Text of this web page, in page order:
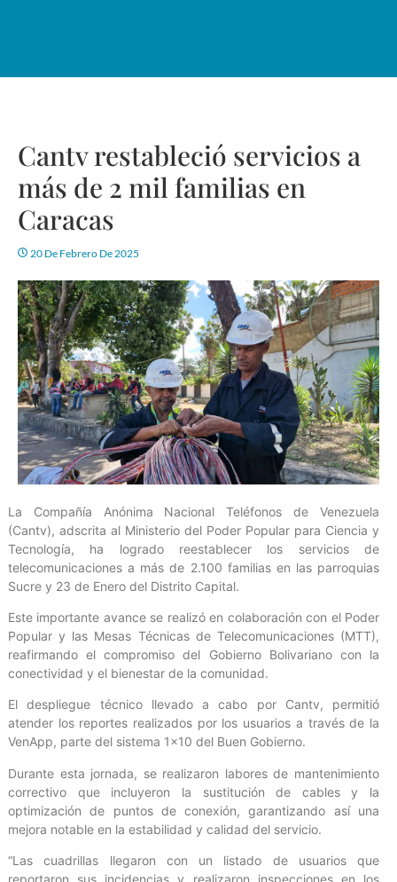
Cantv restableció servicios a
más de 2 mil familias en
Caracas
20 De Febrero De 2025
La Compañía Anónima Nacional Teléfonos de Venezuela
(Cantv), adscrita al Ministerio del Poder Popular para Ciencia y
Tecnología, ha logrado reestablecer los servicios de
telecomunicaciones a más de 2.100 familias en las parroquias
Sucre y 23 de Enero del Distrito Capital.
Este importante avance se realizó en colaboración con el Poder
Popular y las Mesas Técnicas de Telecomunicaciones (MTT),
reafirmando el compromiso del Gobierno Bolivariano con la
conectividad y el bienestar de la comunidad.
El despliegue técnico llevado a cabo por Cantv, permitió
atender los reportes realizados por los usuarios a través de la
VenApp, parte del sistema 1×10 del Buen Gobierno.
Durante esta jornada, se realizaron labores de mantenimiento
correctivo que incluyeron la sustitución de cables y la
optimización de puntos de conexión, garantizando así una
mejora notable en la estabilidad y calidad del servicio.
“Las cuadrillas llegaron con un listado de usuarios que
reportaron sus incidencias y realizaron inspecciones en los